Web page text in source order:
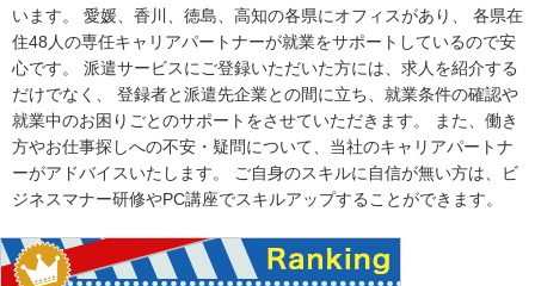
います。 愛媛、香川、徳島、高知の各県にオフィスがあり、 各県在
住48人の専任キャリアパートナーが就業をサポートしているので安
心です。 派遣サービスにご登録いただいた方には、求人を紹介する
だけでなく、 登録者と派遣先企業との間に立ち、就業条件の確認や
就業中のお困りごとのサポートをさせていただきます。 また、働き
方やお仕事探しへの不安・疑問について、当社のキャリアパートナ
ーがアドバイスいたします。 ご自身のスキルに自信が無い方は、ビ
ジネスマナー研修やPC講座でスキルアップすることができます。